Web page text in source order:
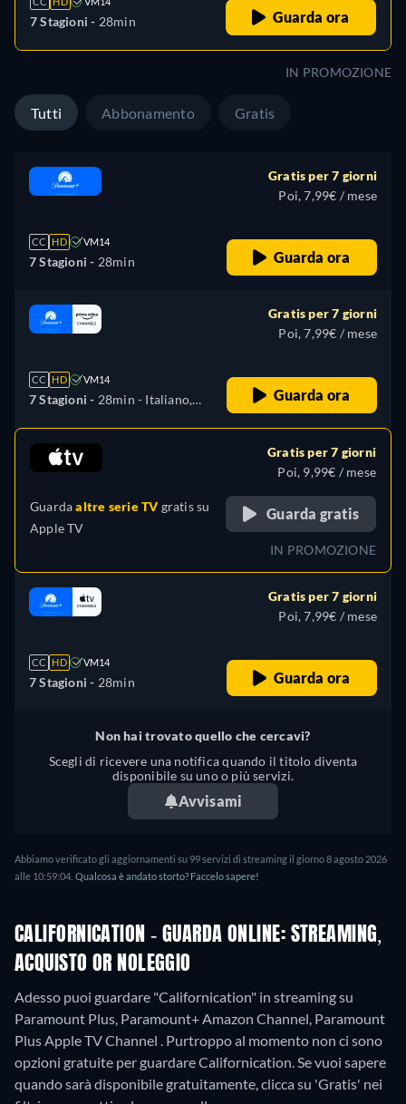
7 Stagioni - 28min Guarda ora
IN PROMOZIONE
Tutti Abbonamento Gratis
CC HD VM14
7 Stagioni - 28min
Gratis per 7 giorni
Poi, 7,99€ / mese
Guarda ora
CC HD VM14
7 Stagioni - 28min - Italiano,
Francese, Portoghese
Gratis per 7 giorni
Poi, 7,99€ / mese
Guarda ora
Guardaaltre serie TVgratis su
Apple TV
Gratis per 7 giorni
Poi, 9,99€ / mese
Guarda gratis
IN PROMOZIONE
CC HD VM14
7 Stagioni - 28min
Gratis per 7 giorni
Poi, 7,99€ / mese
Guarda ora
Non hai trovato quello che cercavi?
Scegli di ricevere una notifica quando il titolo diventa
disponibile su uno o più servizi.
Avvisami
Abbiamo verificato gli aggiornamenti su 99 servizi di streaming il giorno 8 agosto 2026
alle 10:59:04. Qualcosa è andato storto? Faccelo sapere!
CALIFORNICATION - GUARDA ONLINE: STREAMING,
ACQUISTO OR NOLEGGIO
Adesso puoi guardare "Californication" in streaming su
Paramount Plus, Paramount+ Amazon Channel, Paramount
Plus Apple TV Channel . Purtroppo al momento non ci sono
opzioni gratuite per guardare Californication. Se vuoi sapere
quando sarà disponibile gratuitamente, clicca su 'Gratis' nei